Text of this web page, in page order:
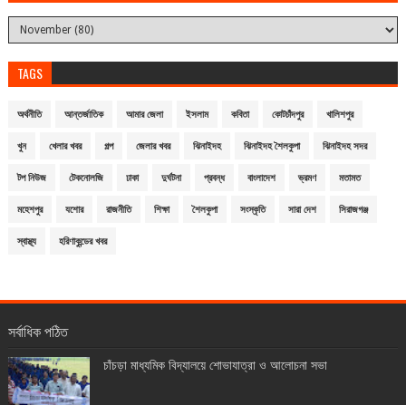
TAGS
অর্থনীতি আন্তর্জাতিক আমার জেলা ইসলাম কবিতা কোটচাঁদপুর খালিশপুর
খুন খেলার খবর গল্প জেলার খবর ঝিনাইদহ ঝিনাইদহ শৈলকুপা ঝিনাইদহ সদর
টপ নিউজ টেকনোলজি ঢাকা দুর্ঘটনা প্রবন্ধ বাংলাদেশ ভ্রমণ মতামত
মহেশপুর যশোর রাজনীতি শিক্ষা শৈলকুপা সংস্কৃতি সারা দেশ সিরাজগঞ্জ
স্বাস্থ্য হরিণাকুন্ডের খবর
সর্বাধিক পঠিত
চাঁচড়া মাধ্যমিক বিদ্যালয়ে শোভাযাত্রা ও আলোচনা সভা